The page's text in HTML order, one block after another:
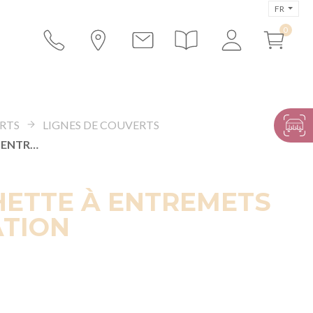
FR
LIGNES DE COUVERTS
FOURCHETTE À ENTREMETS INSPIRATION
À ENTREMETS